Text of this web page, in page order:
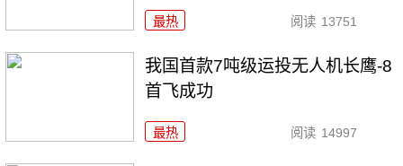
最热 阅读 13751
我国首款7吨级运投无人机长鹰-8
首飞成功
最热 阅读 14997